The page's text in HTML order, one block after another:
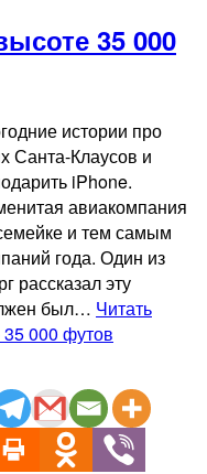
35 000
истории про
Санта-Клаусов и
iPhone.
авиакомпания
и тем самым
года. Один из
рассказал эту
был… Читать
35 000 футов